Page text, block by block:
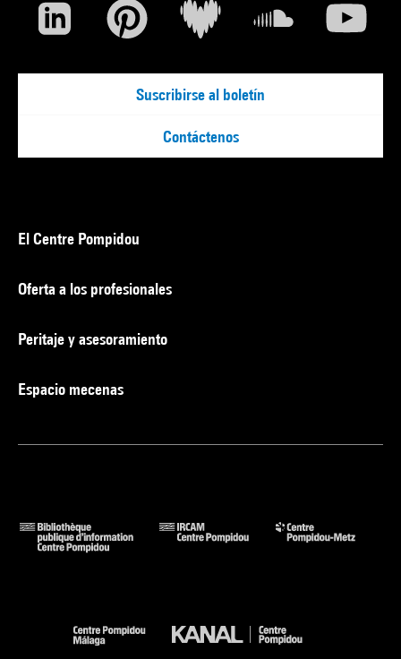
Suscribirse al boletín
Contáctenos
El Centre Pompidou
Oferta a los profesionales
Peritaje y asesoramiento
Espacio mecenas